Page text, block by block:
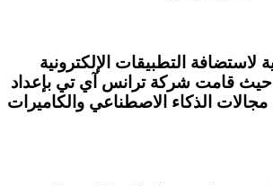
التطبيقات الإلكترونية
حيث قامت شركة ترانس آي تي بإعداد
الذكاء الاصطناعي والكاميرات